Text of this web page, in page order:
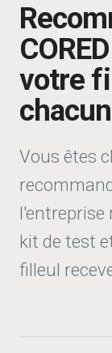
votre
Vous êtes
l'entreprise
kit de test
filleul